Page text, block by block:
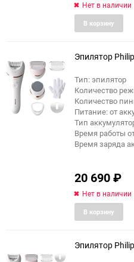
Нет в наличии
В корзину
еще 4 фото
Эпилятор
Тип: эпилятор
Количество
Количество
Питание: от
Тип
Время работы
Время заряда
20 690₽
Нет в наличии
В корзину
Эпилятор